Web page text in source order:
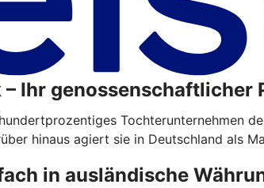
– Ihr genossenschaftlicher
Tochterunternehmen
hinaus agiert sie in Deutschland als
in ausländische